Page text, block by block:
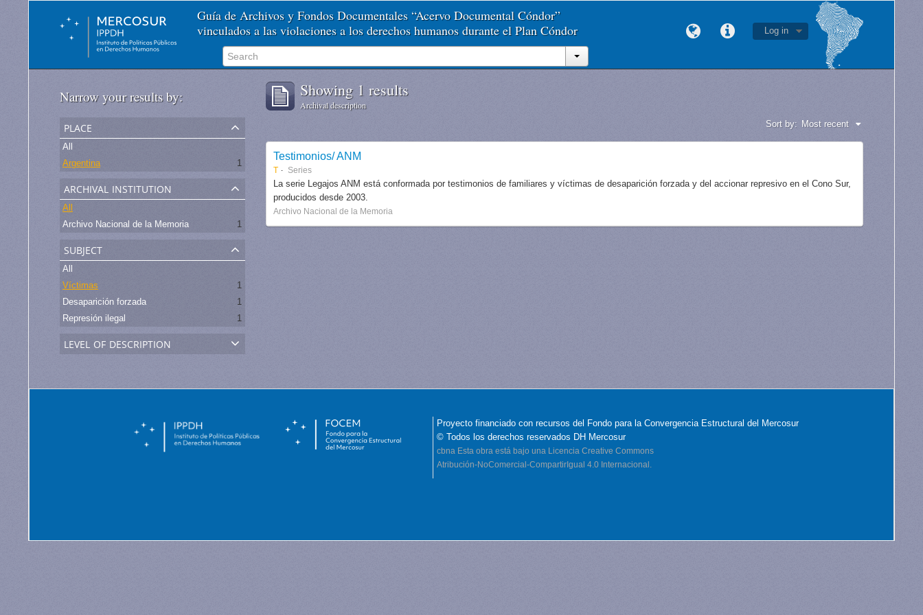
Guía de Archivos y Fondos Documentales “Acervo Documental Cóndor”
vinculados a las violaciones a los derechos humanos durante el Plan Cóndor
Log in
Narrow your results by:
place
All
Argentina
1
archival institution
All
Archivo Nacional de la Memoria
1
subject
All
Víctimas
1
Desaparición forzada
1
Represión ilegal
1
level of description
Showing 1 results
Archival description
Sort by: Most recent
Testimonios/ ANM
T Series
La serie Legajos ANM está conformada por testimonios de familiares y víctimas de desaparición forzada y del accionar represivo en el Cono Sur,
producidos desde 2003.
Archivo Nacional de la Memoria
Proyecto financiado con recursos del Fondo para la Convergencia Estructural del Mercosur
© Todos los derechos reservados DH Mercosur
cbna Esta obra está bajo una Licencia Creative Commons
Atribución-NoComercial-CompartirIgual 4.0 Internacional.